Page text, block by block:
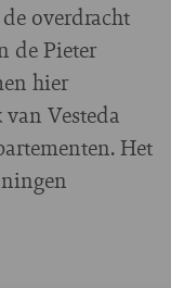
overdracht
de Pieter
hier
Vesteda
Het